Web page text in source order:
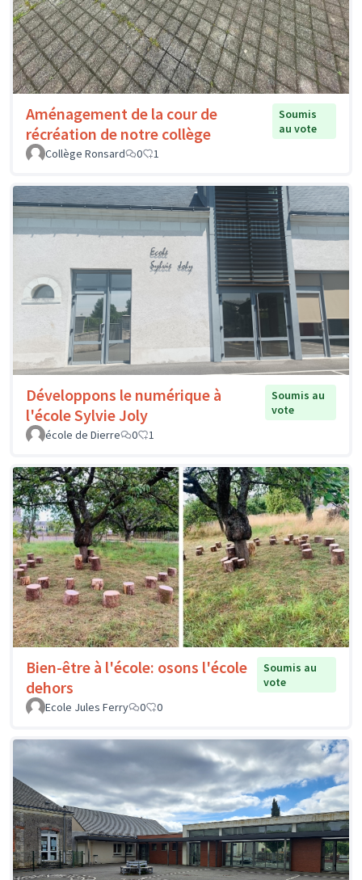
Aménagement de la cour de
récréation de notre collège
Soumis
au vote
Collège Ronsard
0 1
Développons le numérique à
l'école Sylvie Joly
Soumis au
vote
école de Dierre
0 1
Bien-être à l'école: osons l'école
dehors
Soumis au
vote
Ecole Jules Ferry
0 0